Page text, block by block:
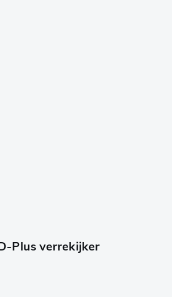
Plus verrekijker